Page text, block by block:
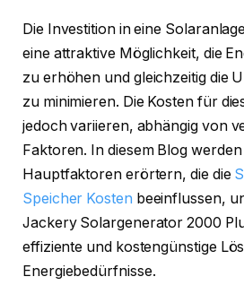
Die Investition in eine
eine attraktive Möglichkeit, die
zu erhöhen und gleichzeitig die
zu minimieren. Die Kosten für
jedoch variieren, abhängig von
Faktoren. In diesem Blog
Hauptfaktoren erörtern, die die
Speicher Kosten beeinflussen,
Jackery Solargenerator 2000
effiziente und kostengünstige
Energiebedürfnisse.